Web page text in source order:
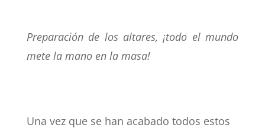
Preparación de los altares, ¡todo el mundo
mete la mano en la masa!
Una vez que se han acabado todos estos